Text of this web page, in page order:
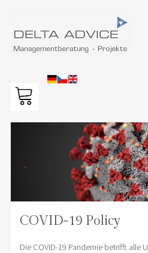
COVID-19 Policy
Die COVID-19 Pandemie betrifft alle